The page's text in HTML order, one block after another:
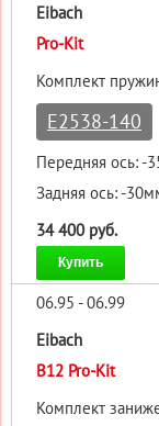
Eibach
Pro-Kit
Комплект
E2538-140
Передняя ось: -
Задняя ось: -
34 400 руб.
Купить
06.95 - 06.99
Eibach
B12 Pro-Kit
Комплект